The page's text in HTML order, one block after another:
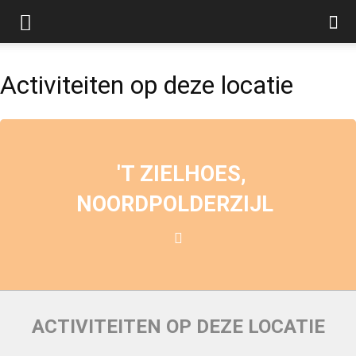
Activiteiten op deze locatie
'T ZIELHOES,
NOORDPOLDERZIJL
ACTIVITEITEN OP DEZE LOCATIE